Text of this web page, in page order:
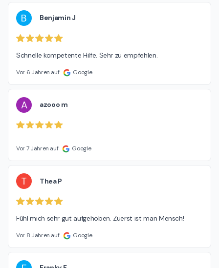
B Benjamin J
Schnelle kompetente Hilfe. Sehr zu empfehlen.
Vor 6 Jahren auf Google
A azooo m
Vor 7 Jahren auf Google
T Thea P
Fühl mich sehr gut aufgehoben. Zuerst ist man Mensch!
Vor 8 Jahren auf Google